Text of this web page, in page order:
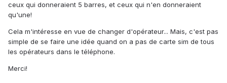
ceux qui donneraient 5 barres, et ceux qui n'en donneraient
qu'une!
Cela m'intéresse en vue de changer d'opérateur... Mais, c'est pas
simple de se faire une idée quand on a pas de carte sim de tous
les opérateurs dans le téléphone.
Merci!